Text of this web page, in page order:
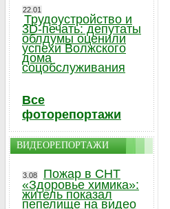
22.01
Трудоустройство и
3D-печать: депутаты
облдумы оценили
успехи Волжского
дома
соцобслуживания
Все
фоторепортажи
ВИДЕОРЕПОРТАЖИ
3.08
Пожар в СНТ
«Здоровье химика»:
житель показал
пепелище на видео